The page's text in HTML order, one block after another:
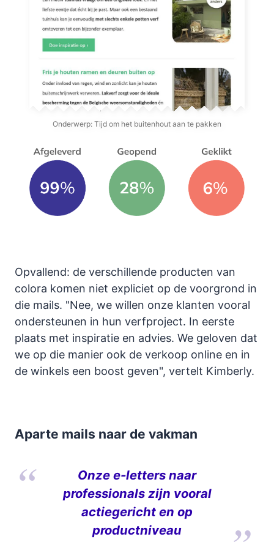
Onderwerp: Tijd om het buitenhout aan te pakken
Opvallend: de verschillende producten van
colora komen niet expliciet op de voorgrond in
die mails. "Nee, we willen onze klanten vooral
ondersteunen in hun verfproject. In eerste
plaats met inspiratie en advies. We geloven dat
we op die manier ook de verkoop online en in
de winkels een boost geven", vertelt Kimberly.
Aparte mails naar de vakman
Onze e-letters naar
professionals zijn vooral
actiegericht en op
productniveau